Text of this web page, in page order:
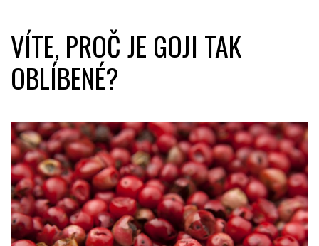
VÍTE, PROČ JE GOJI TAK
OBLÍBENÉ?